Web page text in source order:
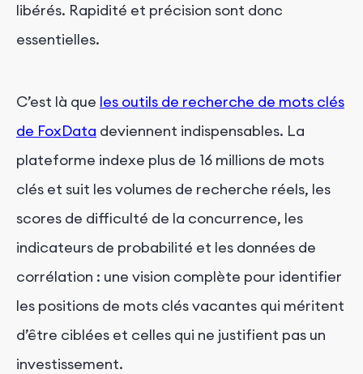
libérés. Rapidité et précision sont donc
essentielles.
C’est là que les outils de recherche de mots clés
de FoxData deviennent indispensables. La
plateforme indexe plus de 16 millions de mots
clés et suit les volumes de recherche réels, les
scores de difficulté de la concurrence, les
indicateurs de probabilité et les données de
corrélation : une vision complète pour identifier
les positions de mots clés vacantes qui méritent
d’être ciblées et celles qui ne justifient pas un
investissement.